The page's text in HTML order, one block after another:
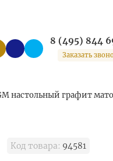
8 (495) 844
Заказать
настольный графит
Код товара: 94581